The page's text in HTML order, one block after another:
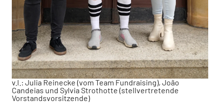
v.l.: Julia Reinecke (vom Team Fundraising), João
Candeias und Sylvia Strothotte (stellvertretende
Vorstandsvorsitzende)